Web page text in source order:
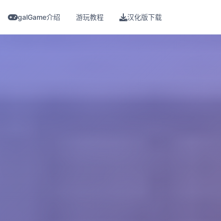
galGame介绍 游玩教程 汉化版下载